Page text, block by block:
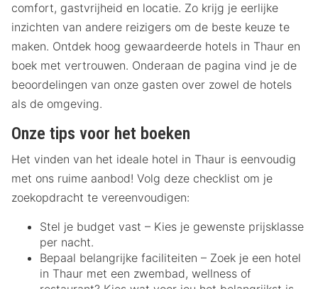
comfort, gastvrijheid en locatie. Zo krijg je eerlijke
inzichten van andere reizigers om de beste keuze te
maken. Ontdek hoog gewaardeerde hotels in Thaur en
boek met vertrouwen. Onderaan de pagina vind je de
beoordelingen van onze gasten over zowel de hotels
als de omgeving.
Onze tips voor het boeken
Het vinden van het ideale hotel in Thaur is eenvoudig
met ons ruime aanbod! Volg deze checklist om je
zoekopdracht te vereenvoudigen:
Stel je budget vast – Kies je gewenste prijsklasse
per nacht.
Bepaal belangrijke faciliteiten – Zoek je een hotel
in Thaur met een zwembad, wellness of